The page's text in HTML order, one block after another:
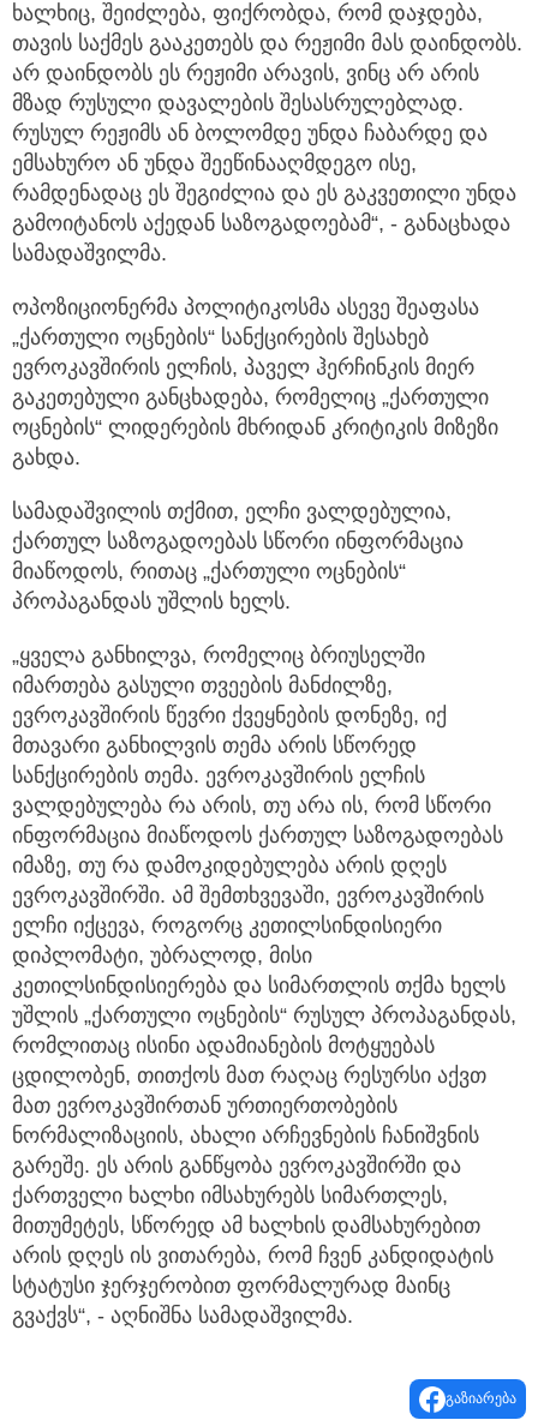
ხალხიც, შეიძლება, ფიქრობდა, რომ დაჯდება,
თავის საქმეს გააკეთებს და რეჟიმი მას დაინდობს.
არ დაინდობს ეს რეჟიმი არავის, ვინც არ არის
მზად რუსული დავალების შესასრულებლად.
რუსულ რეჟიმს ან ბოლომდე უნდა ჩაბარდე და
ემსახურო ან უნდა შეეწინააღმდეგო ისე,
რამდენადაც ეს შეგიძლია და ეს გაკვეთილი უნდა
გამოიტანოს აქედან საზოგადოებამ“, - განაცხადა
სამადაშვილმა.
ოპოზიციონერმა პოლიტიკოსმა ასევე შეაფასა
„ქართული ოცნების“ სანქცირების შესახებ
ევროკავშირის ელჩის, პაველ ჰერჩინკის მიერ
გაკეთებული განცხადება, რომელიც „ქართული
ოცნების“ ლიდერების მხრიდან კრიტიკის მიზეზი
გახდა.
სამადაშვილის თქმით, ელჩი ვალდებულია,
ქართულ საზოგადოებას სწორი ინფორმაცია
მიაწოდოს, რითაც „ქართული ოცნების“
პროპაგანდას უშლის ხელს.
„ყველა განხილვა, რომელიც ბრიუსელში
იმართება გასული თვეების მანძილზე,
ევროკავშირის წევრი ქვეყნების დონეზე, იქ
მთავარი განხილვის თემა არის სწორედ
სანქცირების თემა. ევროკავშირის ელჩის
ვალდებულება რა არის, თუ არა ის, რომ სწორი
ინფორმაცია მიაწოდოს ქართულ საზოგადოებას
იმაზე, თუ რა დამოკიდებულება არის დღეს
ევროკავშირში. ამ შემთხვევაში, ევროკავშირის
ელჩი იქცევა, როგორც კეთილსინდისიერი
დიპლომატი, უბრალოდ, მისი
კეთილსინდისიერება და სიმართლის თქმა ხელს
უშლის „ქართული ოცნების“ რუსულ პროპაგანდას,
რომლითაც ისინი ადამიანების მოტყუებას
ცდილობენ, თითქოს მათ რაღაც რესურსი აქვთ
მათ ევროკავშირთან ურთიერთობების
ნორმალიზაციის, ახალი არჩევნების ჩანიშვნის
გარეშე. ეს არის განწყობა ევროკავშირში და
ქართველი ხალხი იმსახურებს სიმართლეს,
მითუმეტეს, სწორედ ამ ხალხის დამსახურებით
არის დღეს ის ვითარება, რომ ჩვენ კანდიდატის
სტატუსი ჯერჯერობით ფორმალურად მაინც
გვაქვს“, - აღნიშნა სამადაშვილმა.
გაზიარება